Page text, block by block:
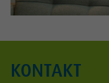
KONTAKT